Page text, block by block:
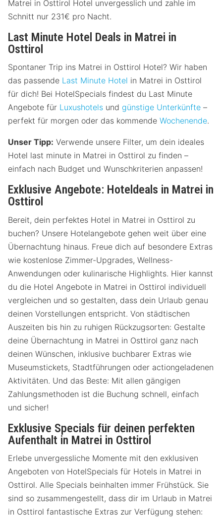
Matrei in Osttirol Hotel unvergesslich und zahle im
Schnitt nur 231€ pro Nacht.
Last Minute Hotel Deals in Matrei in
Osttirol
Spontaner Trip ins Matrei in Osttirol Hotel? Wir haben
das passende Last Minute Hotel in Matrei in Osttirol
für dich! Bei HotelSpecials findest du Last Minute
Angebote für Luxushotels und günstige Unterkünfte –
perfekt für morgen oder das kommende Wochenende.
Unser Tipp: Verwende unsere Filter, um dein ideales
Hotel last minute in Matrei in Osttirol zu finden –
einfach nach Budget und Wunschkriterien anpassen!
Exklusive Angebote: Hoteldeals in Matrei in
Osttirol
Bereit, dein perfektes Hotel in Matrei in Osttirol zu
buchen? Unsere Hotelangebote gehen weit über eine
Übernachtung hinaus. Freue dich auf besondere Extras
wie kostenlose Zimmer-Upgrades, Wellness-
Anwendungen oder kulinarische Highlights. Hier kannst
du die Hotel Angebote in Matrei in Osttirol individuell
vergleichen und so gestalten, dass dein Urlaub genau
deinen Vorstellungen entspricht. Von städtischen
Auszeiten bis hin zu ruhigen Rückzugsorten: Gestalte
deine Übernachtung in Matrei in Osttirol ganz nach
deinen Wünschen, inklusive buchbarer Extras wie
Museumstickets, Stadtführungen oder actiongeladenen
Aktivitäten. Und das Beste: Mit allen gängigen
Zahlungsmethoden ist die Buchung schnell, einfach
und sicher!
Exklusive Specials für deinen perfekten
Aufenthalt in Matrei in Osttirol
Erlebe unvergessliche Momente mit den exklusiven
Angeboten von HotelSpecials für Hotels in Matrei in
Osttirol. Alle Specials beinhalten immer Frühstück. Sie
sind so zusammengestellt, dass dir im Urlaub in Matrei
in Osttirol fantastische Extras zur Verfügung stehen: